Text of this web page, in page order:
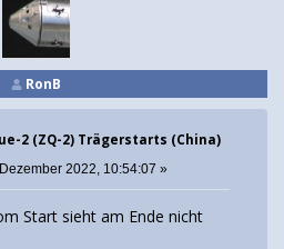
RonB
2 (ZQ-2) Trägerstarts (China)
2022, 10:54:07 »
Start sieht am Ende nicht